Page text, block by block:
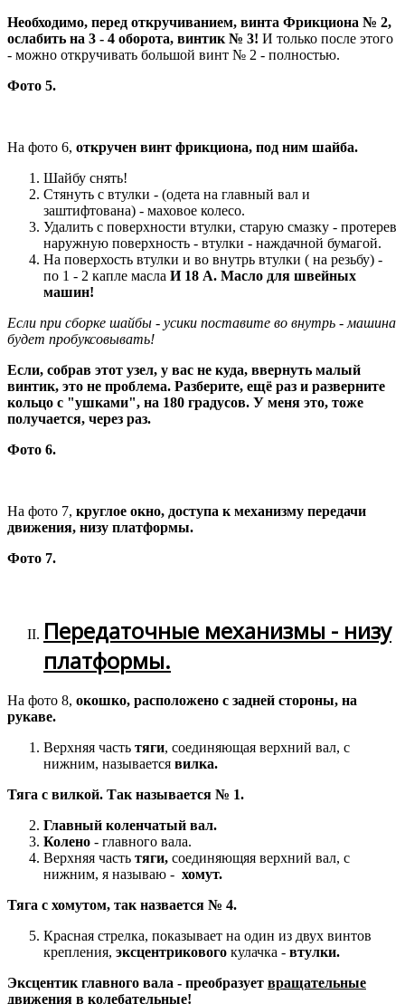
Необходимо, перед откручиванием, винта Фрикциона № 2,
ослабить на 3 - 4 оборота, винтик № 3! И только после этого
- можно откручивать большой винт № 2 - полностью.
Фото 5.
На фото 6, откручен винт фрикциона, под ним шайба.
Шайбу снять!
Стянуть с втулки - (одета на главный вал и
заштифтована) - маховое колесо.
Удалить с поверхности втулки, старую смазку - протерев
наружную поверхность - втулки - наждачной бумагой.
На поверхость втулки и во внутрь втулки ( на резьбу) -
по 1 - 2 капле масла И 18 А. Масло для швейных
машин!
Если при сборке шайбы - усики поставите во внутрь - машина
будет пробуксовывать!
Если, собрав этот узел, у вас не куда, ввернуть малый
винтик, это не проблема. Разберите, ещё раз и разверните
кольцо с "ушками", на 180 градусов. У меня это, тоже
получается, через раз.
Фото 6.
На фото 7, круглое окно, доступа к механизму передачи
движения, низу платформы.
Фото 7.
Передаточные механизмы - низу
платформы.
На фото 8, окошко, расположено с задней стороны, на
рукаве.
Верхняя часть тяги, соединяющая верхний вал, с
нижним, называется вилка.
Тяга с вилкой. Так называется № 1.
Главный коленчатый вал.
Колено - главного вала.
Верхняя часть тяги, соединяющяя верхний вал, с
нижним, я называю - хомут.
Тяга с хомутом, так назвается № 4.
Красная стрелка, показывает на один из двух винтов
крепления, эксцентрикового кулачка - втулки.
Эксцентик главного вала - преобразует вращательные
движения в колебательные!